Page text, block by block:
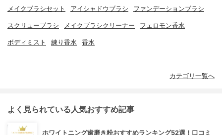
メイクブラシセット アイシャドウブラシ ファンデーションブラシ
スクリューブラシ メイクブラシクリーナー フェロモン香水
ボディミスト 練り香水 香水
カテゴリ一覧へ
よく見られている人気おすすめ記事
ホワイトニング歯磨き粉おすすめランキング52選！口コミ